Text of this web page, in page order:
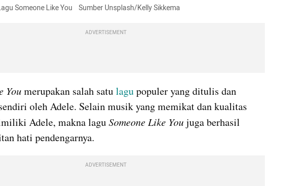
Someone Like You    Sumber Unsplash/Kelly Sikkema
ADVERTISEMENT
You merupakan salah satu lagu populer yang ditulis dan
oleh Adele. Selain musik yang memikat dan kualitas
Adele, makna lagu Someone Like You juga berhasil
hati pendengarnya.
ADVERTISEMENT